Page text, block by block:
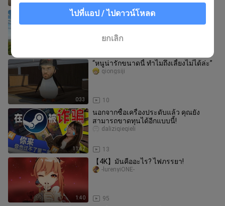
9
มายคราฟ: เมื่อ PVZ บุกมายคราฟ จะเอา
0:33
“หนูน่ารักขนาดนี้ ทำไมถึงเลี้ยงไม่ได้ล่ะ”
10
qiongsiji
11:42
นอกจากซื้อเครื่องประดับแล้ว คุณยัง
สามารถขาดทุนได้อีกแบบนี้!
13
daliziqieqieli
1:40
【4K】มันคืออะไร? ไฟภรรยา!
95
-lurenyiONE-
ไปที่แอป / ไปดาวน์โหลด
ยกเลิก